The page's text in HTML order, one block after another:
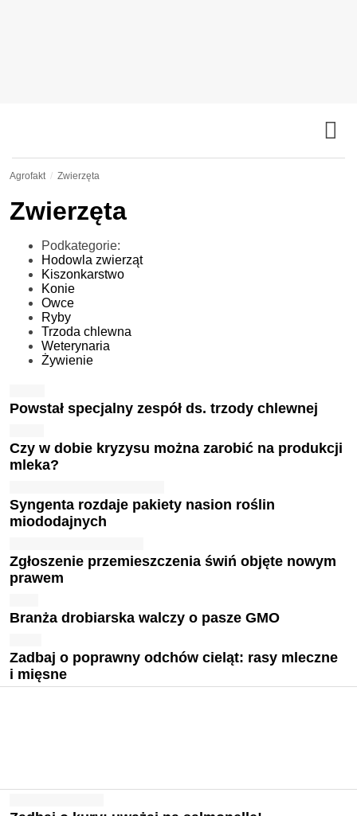
Agrofakt Zwierzęta
Zwierzęta
Podkategorie:
Hodowla zwierząt
Kiszonkarstwo
Konie
Owce
Ryby
Trzoda chlewna
Weterynaria
Żywienie
Powstał specjalny zespół ds. trzody chlewnej
Czy w dobie kryzysu można zarobić na produkcji
mleka?
Syngenta rozdaje pakiety nasion roślin
miododajnych
Zgłoszenie przemieszczenia świń objęte nowym
prawem
Branża drobiarska walczy o pasze GMO
Zadbaj o poprawny odchów cieląt: rasy mleczne
i mięsne